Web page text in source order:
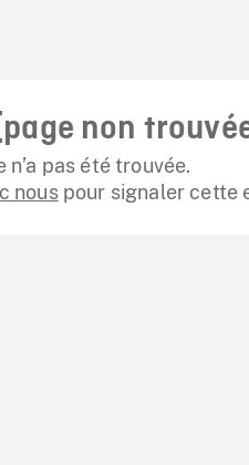
non
n’a pas été trouvée.
nouspour signaler cette